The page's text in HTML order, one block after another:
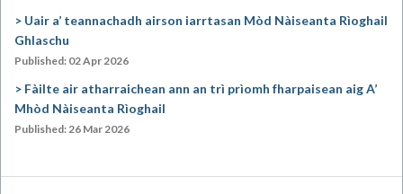
Uair a’ teannachadh airson iarrtasan Mòd Nàiseanta Rìoghail
Ghlaschu
Published: 02 Apr 2026
Fàilte air atharraichean ann an trì prìomh fharpaisean aig A’
Mhòd Nàiseanta Rìoghail
Published: 26 Mar 2026